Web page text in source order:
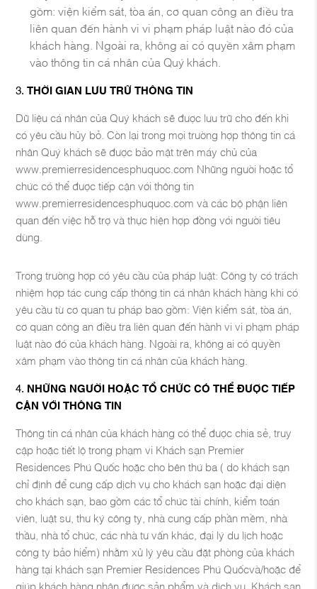
gồm: viện kiểm sát, tòa án, cơ quan công an điều tra
liên quan đến hành vi vi phạm pháp luật nào đó của
khách hàng. Ngoài ra, không ai có quyền xâm phạm
vào thông tin cá nhân của Quý khách.
THỜI GIAN LƯU TRỮ THÔNG TIN
Dữ liệu cá nhân của Quý khách sẽ được lưu trữ cho đến khi
có yêu cầu hủy bỏ. Còn lại trong mọi trường hợp thông tin cá
nhân Quý khách sẽ được bảo mật trên máy chủ của
www.premierresidencesphuquoc.com Những người hoặc tổ
chức có thể được tiếp cận với thông tin
www.premierresidencesphuquoc.com và các bộ phận liên
quan đến việc hỗ trợ và thực hiện hợp đồng với người tiêu
dùng.
Trong trường hợp có yêu cầu của pháp luật: Công ty có trách
nhiệm hợp tác cung cấp thông tin cá nhân khách hàng khi có
yêu cầu từ cơ quan tư pháp bao gồm: Viện kiểm sát, tòa án,
cơ quan công an điều tra liên quan đến hành vi vi phạm pháp
luật nào đó của khách hàng. Ngoài ra, không ai có quyền
xâm phạm vào thông tin cá nhân của khách hàng.
NHỮNG NGƯỜI HOẶC TỔ CHỨC CÓ THỂ ĐƯỢC TIẾP
CẬN VỚI THÔNG TIN
Thông tin cá nhân của khách hàng có thể được chia sẻ, truy
cập hoặc tiết lộ trong phạm vi Khách sạn Premier
Residences Phú Quốc hoặc cho bên thứ ba ( do khách sạn
chỉ định để cung cấp dịch vụ cho khách sạn hoặc đại diện
cho khách sạn, bao gồm các tổ chức tài chính, kiểm toán
viên, luật sư, thư ký công ty, nhà cung cấp phần mềm, nhà
thầu, nhà tổ chức, các nhà tư vấn khác, đại lý du lịch hoặc
công ty bảo hiểm) nhằm xử lý yêu cầu đặt phòng của khách
hàng tại khách sạn Premier Residences Phú Quốcvà/hoặc để
giúp khách hàng nhận được sản phẩm và dịch vụ. Khách sạn